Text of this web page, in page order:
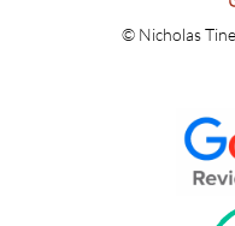
© Nicholas